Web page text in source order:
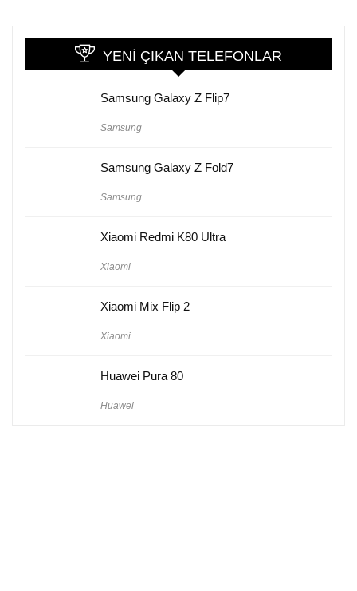
YENI ÇIKAN TELEFONLAR
Samsung Galaxy Z Flip7
Samsung
Samsung Galaxy Z Fold7
Samsung
Xiaomi Redmi K80 Ultra
Xiaomi
Xiaomi Mix Flip 2
Xiaomi
Huawei Pura 80
Huawei